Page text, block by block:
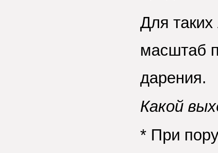
Для
масштаб
дарения.
Какой
* При